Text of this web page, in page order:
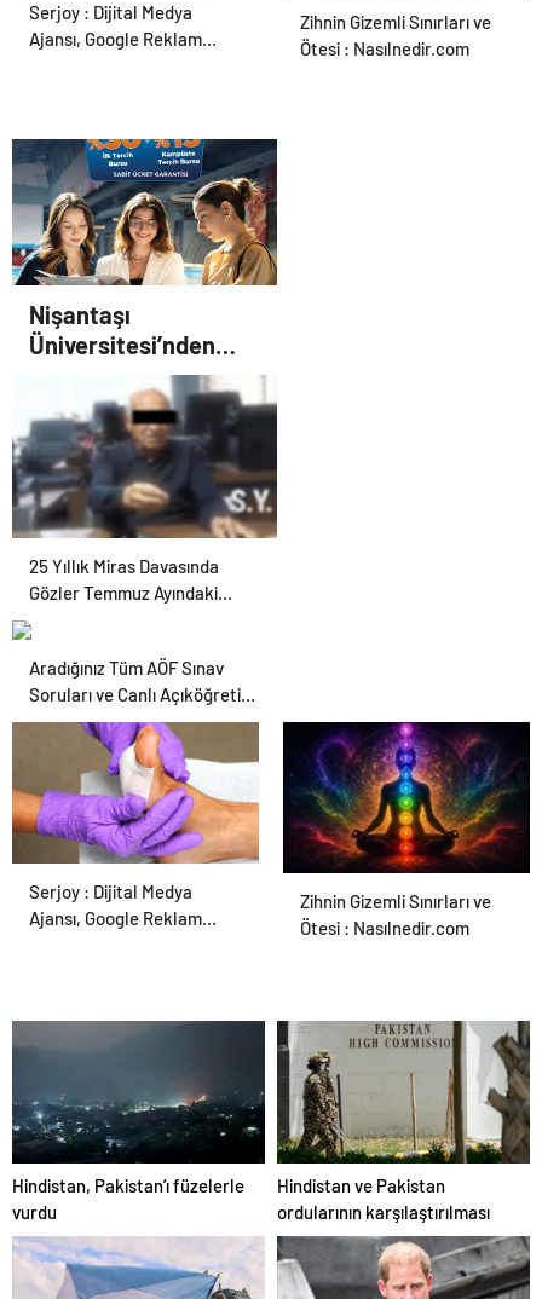
Ortopodoloji İle Diyabetik
Ayak Yarası Tedavisi
Zihnin Gizemli Sınırları ve
Ötesi : Nasılnedir.com
Serjoy : Dijital Medya
Ajansı, Google Reklam
Nişantaşı
Üniversitesi’nden
2026 YKS Adaylarına
Çifte Güvence: Sabit
Ücret ve Kesintisiz
Burs
25 Yıllık Miras Davasında
Gözler Temmuz Ayındaki
Karar Duruşmasına Çevrildi
Aradığınız Tüm AÖF Sınav
Soruları ve Canlı Açıköğretim
Forumu Burada
Ortopodoloji İle Diyabetik
Ayak Yarası Tedavisi
Zihnin Gizemli Sınırları ve
Ötesi : Nasılnedir.com
Serjoy : Dijital Medya
Ajansı, Google Reklam
Hindistan, Pakistan’ı füzelerle
vurdu
Hindistan ve Pakistan
ordularının karşılaştırılması